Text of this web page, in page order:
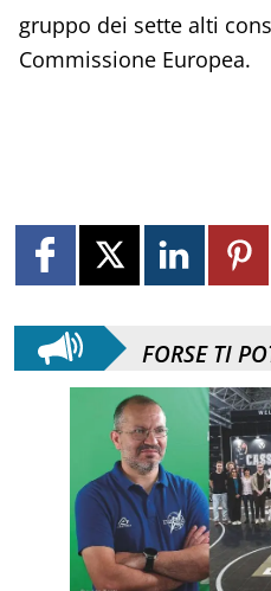
gruppo dei sette alti
Commissione Europea.
FORSE TI